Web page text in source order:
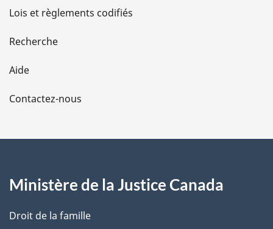
d
e
l
a
e
Lois et règlements codifiés
Recherche
Aide
Contactez-nous
Ministère de la Justice Canada
Droit de la famille